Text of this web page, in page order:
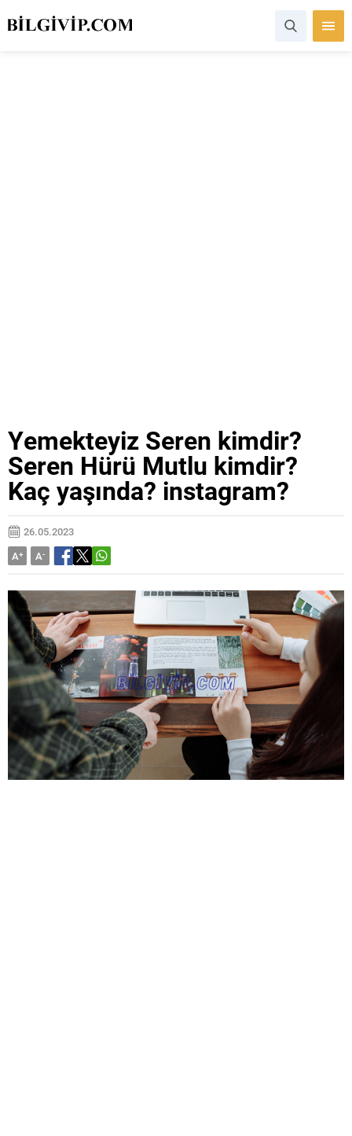
Yemekteyiz Seren kimdir?
Seren Hürü Mutlu kimdir?
Kaç yaşında? instagram?
26.05.2023
A+ A-